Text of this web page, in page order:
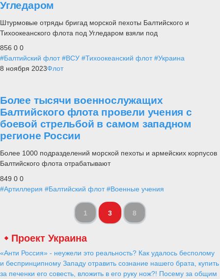
Угледаром
Штурмовые отряды бригад морской пехоты Балтийского и
Тихоокеанского флота под Угледаром взяли под
856 0 0
#Балтийский флот #ВСУ #Тихоокеанский флот #Украина
8 ноября 2023Флот
Более тысячи военнослужащих
Балтийского флота провели учения с
боевой стрельбой в самом западном
регионе России
Более 1000 подразделений морской пехоты и армейских корпусов
Балтийского флота отрабатывают
849 0 0
#Артиллерия #Балтийский флот #Военные учения
1 3 8
Проект Украина
«Анти Россия» - неужели это реальность? Как удалось бесполому
и беспринципному Западу отравить сознание нашего брата, купить
за печенки его совесть, вложить в его руку нож?! Посему за общим